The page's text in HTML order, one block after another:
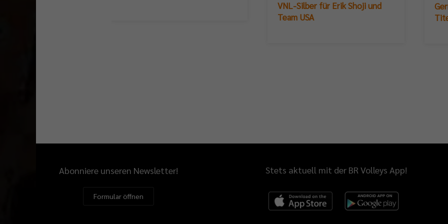
VNL-Silber für Erik Shoji und
Team USA
Abonniere unseren Newsletter!
Formular öffnen
Stets aktuell mit der BR Volleys App!